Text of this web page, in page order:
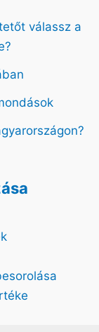
válassz a